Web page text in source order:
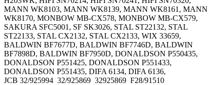
MANN WK8103, MANN WK8139, MANN WK8161, MANN
WK8170, MONBOW MB-CX578, MONBOW MB-CX579,
SAKURA SFC5001, SF SK3026, STAL ST22132, STAL
ST22133, STAL CX2132, STAL CX2133, WIX 33659,
BALDWIN BF7677D, BALDWIN BF7746D, BALDWIN
BF7898D, BALDWIN BF7950D, DONALDSON P550435,
DONALDSON P551425, DONALDSON P551433,
DONALDSON P551435, DIFA 6134, DIFA 6136,
JCB 32/925994 32/925869 32925869 F28/91510